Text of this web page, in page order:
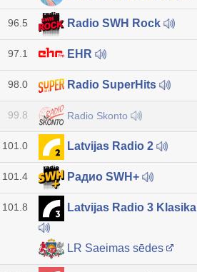
96.5 Radio SWH Rock
97.1 EHR
98.0 Radio SuperHits
99.8 Radio Skonto
101.0 Latvijas Radio 2
101.4 Радио SWH+
101.8 Latvijas Radio 3 Klasika
LR Saeimas sēdes